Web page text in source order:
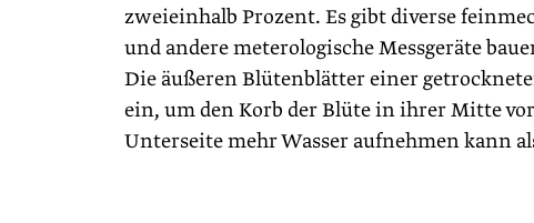
zweieinhalb Prozent. Es gibt diverse
und andere meterologische Messgeräte
Die äußeren Blütenblätter einer
ein, um den Korb der Blüte in ihrer Mitte
Unterseite mehr Wasser aufnehmen kann